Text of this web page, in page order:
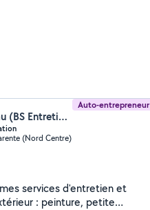
Auto-entrepreneur
Samuel Boiteau (BS Entretien rénovation)
(Nord Centre)
services d'entretien et
petite